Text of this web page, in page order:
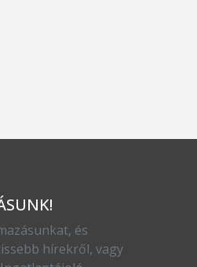
és
hírekről, vagy